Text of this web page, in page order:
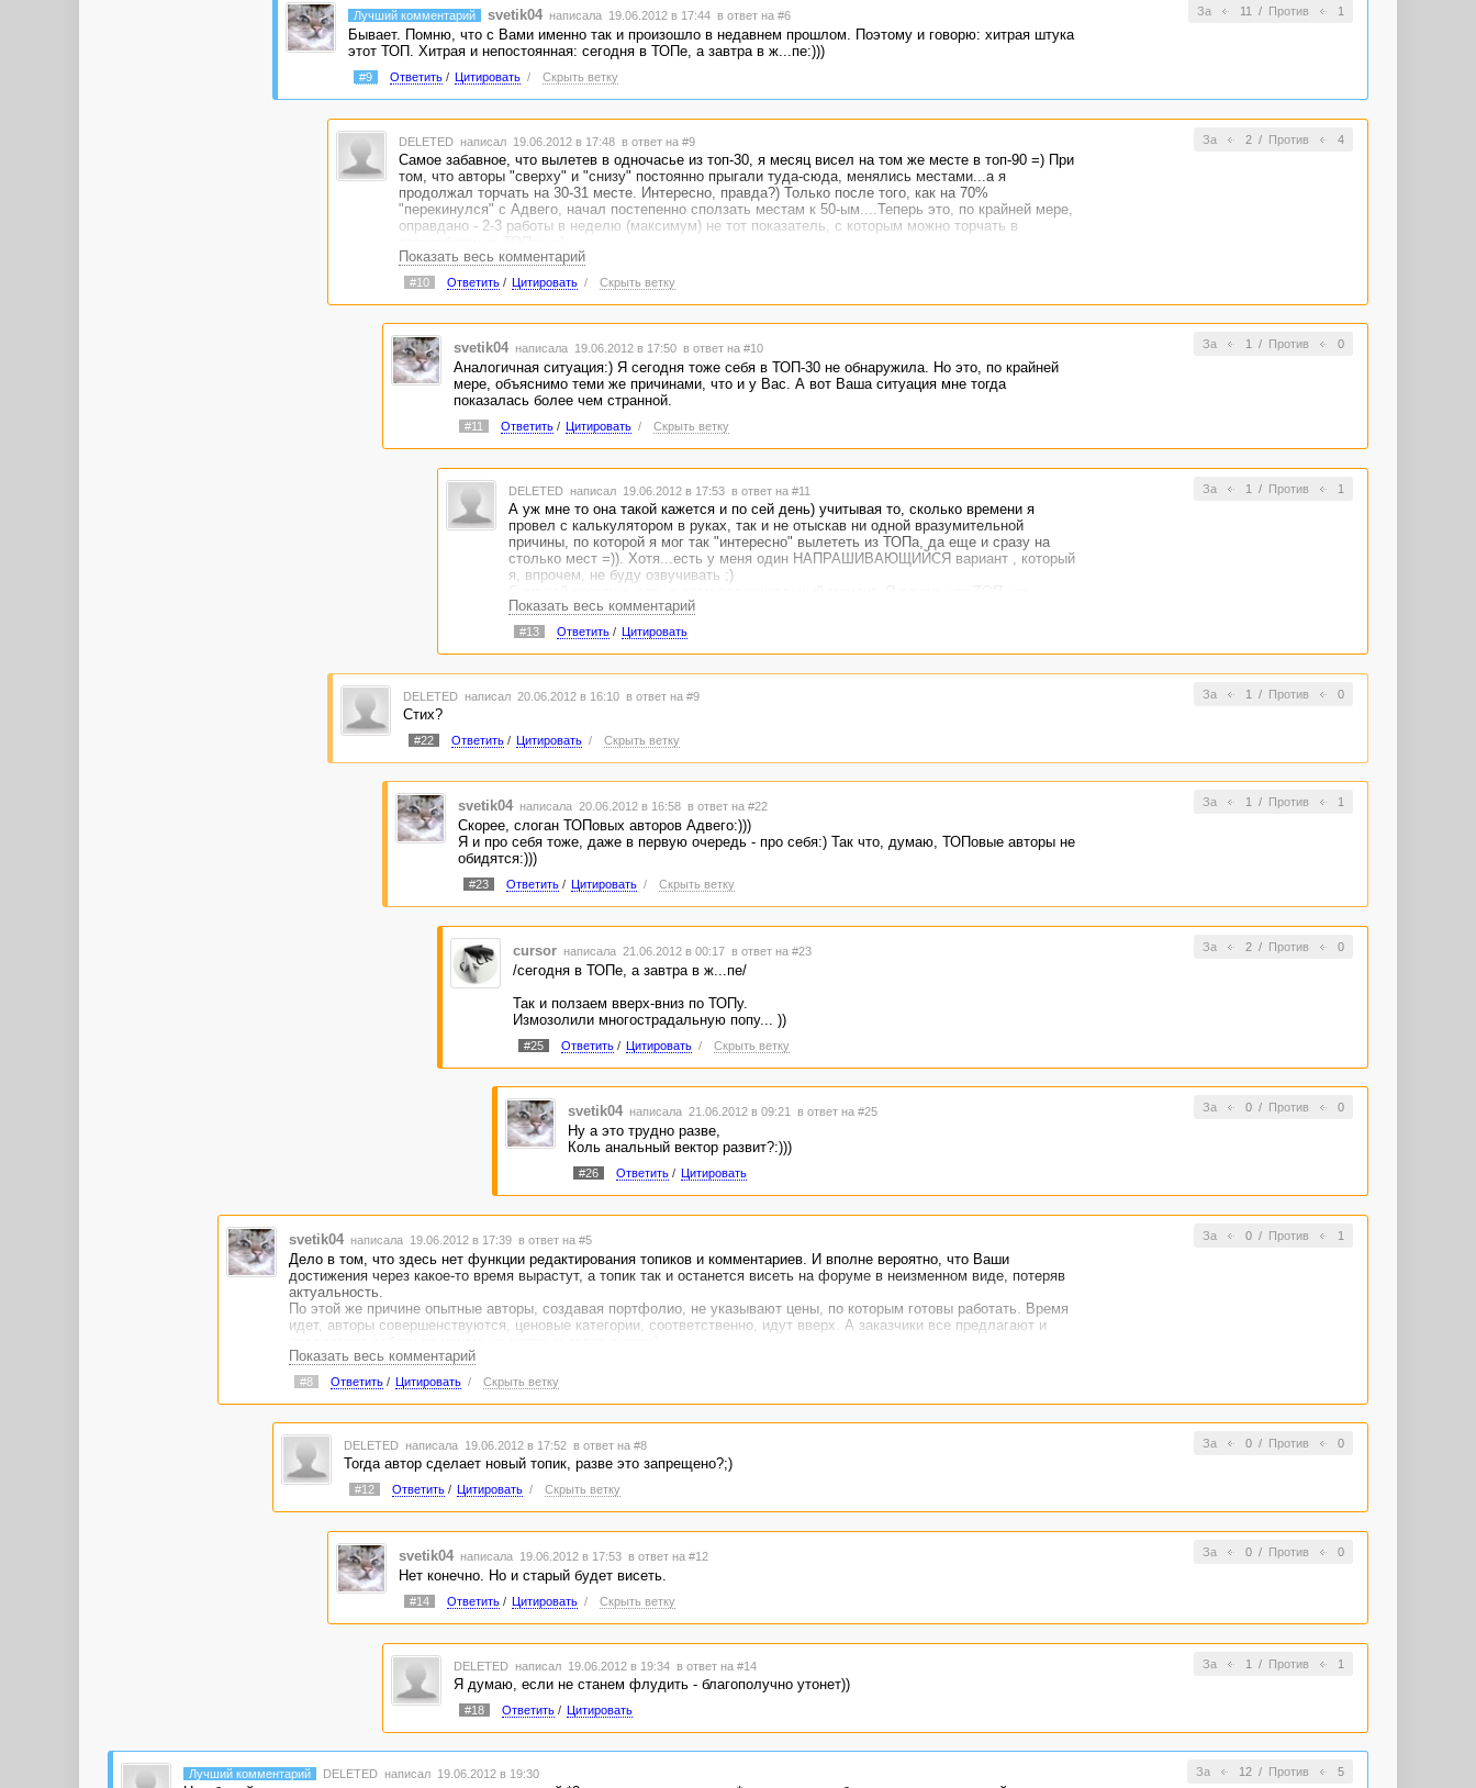
За 11 / Против 1
Лучший комментарий svetik04 написала 19.06.2012 в 17:44 в ответ на #6
Бывает. Помню, что с Вами именно так и произошло в недавнем прошлом. Поэтому и говорю: хитрая штука
этот ТОП. Хитрая и непостоянная: сегодня в ТОПе, а завтра в ж...пе:)))
#9 Ответить/ Цитировать / Скрыть ветку
За 2/ Против 4
DELETED написал 19.06.2012 в 17:48 в ответ на #9
Самое забавное, что вылетев в одночасье из топ-30, я месяц висел на том же месте в топ-90 =) При
том, что авторы "сверху" и "снизу" постоянно прыгали туда-сюда, менялись местами...а я
продолжал торчать на 30-31 месте. Интересно, правда?) Только после того, как на 70%
"перекинулся" с Адвего, начал постепенно сползать местам к 50-ым....Теперь это, по крайней мере,
оправдано - 2-3 работы в неделю (максимум) не тот показатель, с которым можно торчать в
Показать весь комментарий
#10 Ответить/ Цитировать / Скрыть ветку
За 1 / Против 0
svetik04 написала 19.06.2012 в 17:50 в ответ на #10
Аналогичная ситуация:) Я сегодня тоже себя в ТОП-30 не обнаружила. Но это, по крайней
мере, объяснимо теми же причинами, что и у Вас. А вот Ваша ситуация мне тогда
показалась более чем странной.
#11 Ответить/ Цитировать / Скрыть ветку
За 1 / Против 1
DELETED написал 19.06.2012 в 17:53 в ответ на #11
А уж мне то она такой кажется и по сей день) учитывая то, сколько времени я
провел с калькулятором в руках, так и не отыскав ни одной вразумительной
причины, по которой я мог так "интересно" вылететь из ТОПа, да еще и сразу на
столько мест =)). Хотя...есть у меня один НАПРАШИВАЮЩИЙСЯ вариант , который
я, впрочем, не буду озвучивать ;)
панацея. И на 2 месте и на 10002 - особой разницы я, вобщем-то, не ощутил. =)
Показать весь комментарий
#13 Ответить/ Цитировать
За 1 / Против 0
DELETED написал 20.06.2012 в 16:10 в ответ на #9
Стих?
#22 Ответить/ Цитировать / Скрыть ветку
За 1 / Против 1
svetik04 написала 20.06.2012 в 16:58 в ответ на #22
Скорее, слоган ТОПовых авторов Адвего:)))
Я и про себя тоже, даже в первую очередь - про себя:) Так что, думаю, ТОПовые авторы не
обидятся:)))
#23 Ответить/ Цитировать / Скрыть ветку
За 2/ Против 0
cursor написала 21.06.2012 в 00:17 в ответ на #23
/сегодня в ТОПе, а завтра в ж...пе/
Так и ползаем вверх-вниз по ТОПу.
Измозолили многострадальную попу... ))
#25 Ответить/ Цитировать / Скрыть ветку
За 0/ Против 0
svetik04 написала 21.06.2012 в 09:21 в ответ на #25
Ну а это трудно разве,
Коль анальный вектор развит?:)))
#26 Ответить/ Цитировать
За 0/ Против 1
svetik04 написала 19.06.2012 в 17:39 в ответ на #5
Дело в том, что здесь нет функции редактирования топиков и комментариев. И вполне вероятно, что Ваши
достижения через какое-то время вырастут, а топик так и останется висеть на форуме в неизменном виде, потеряв
актуальность.
По этой же причине опытные авторы, создавая портфолио, не указывают цены, по которым готовы работать. Время
идет, авторы совершенствуются, ценовые категории, соответственно, идут вверх. А заказчики все предлагают и
Показать весь комментарий
#8 Ответить/ Цитировать / Скрыть ветку
За 0/ Против 0
DELETED написала 19.06.2012 в 17:52 в ответ на #8
Тогда автор сделает новый топик, разве это запрещено?;)
#12 Ответить/ Цитировать / Скрыть ветку
За 0/ Против 0
svetik04 написала 19.06.2012 в 17:53 в ответ на #12
Нет конечно. Но и старый будет висеть.
#14 Ответить/ Цитировать / Скрыть ветку
За 1 / Против 1
DELETED написал 19.06.2012 в 19:34 в ответ на #14
Я думаю, если не станем флудить - благополучно утонет))
#18 Ответить/ Цитировать
За 12/ Против 5
Лучший комментарий DELETED написал 19.06.2012 в 19:30